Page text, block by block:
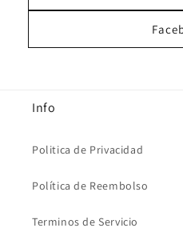
Info
Politica de Privacidad
Política de Reembolso
Terminos de Servicio